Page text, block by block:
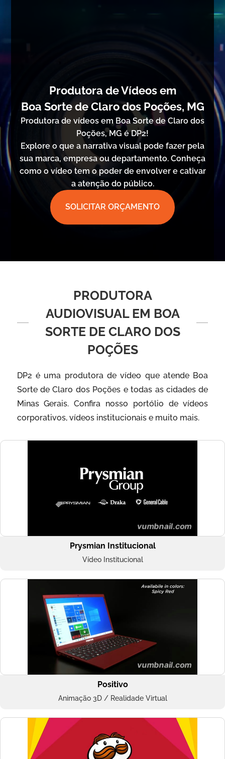
Produtora de Vídeos em
Boa Sorte de Claro dos Poções, MG
Produtora de vídeos em Boa Sorte de Claro dos
Poções, MG é DP2!
Explore o que a narrativa visual pode fazer pela
sua marca, empresa ou departamento. Conheça
como o vídeo tem o poder de envolver e cativar
a atenção do público.
SOLICITAR ORÇAMENTO
PRODUTORA
AUDIOVISUAL EM BOA
SORTE DE CLARO DOS
POÇÕES
DP2 é uma produtora de vídeo que atende Boa
Sorte de Claro dos Poções e todas as cidades de
Minas Gerais. Confira nosso portólio de vídeos
corporativos, vídeos institucionais e muito mais.
Prysmian Institucional
Vídeo Institucional
Positivo
Animação 3D / Realidade Virtual